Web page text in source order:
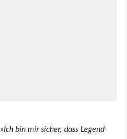
»Ich bin mir sicher, dass Legend